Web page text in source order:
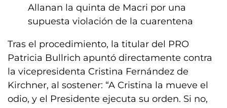
Allanan la quinta de Macri por una
supuesta violación de la cuarentena
Tras el procedimiento, la titular del PRO
Patricia Bullrich apuntó directamente contra
la vicepresidenta Cristina Fernández de
Kirchner, al sostener: “A Cristina la mueve el
odio, y el Presidente ejecuta su orden. Si no,